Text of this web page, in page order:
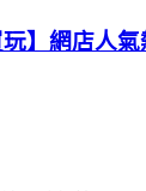
玩】網店人